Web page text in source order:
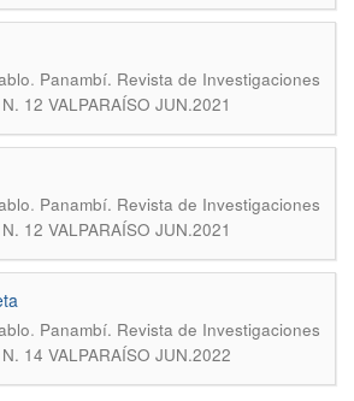
. Panambí. Revista de Investigaciones
12 VALPARAÍSO JUN.2021
. Panambí. Revista de Investigaciones
12 VALPARAÍSO JUN.2021
. Panambí. Revista de Investigaciones
14 VALPARAÍSO JUN.2022